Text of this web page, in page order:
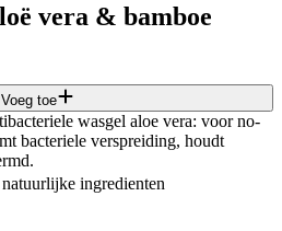
vera & bamboe
Voeg toe
wasgel aloe vera: voor no-
bacteriele verspreiding, houdt
ingredienten